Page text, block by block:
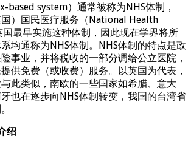
based system）通常被称为NHS体制，
）国民医疗服务（National Health
国最早实施这种体制，因此现在学界将所
均通称为NHS体制。NHS体制的特点是政
事业，并将税收的一部分调给公立医院，
供免费（或收费）服务。以英国为代表，
此类似，南欧的一些国家如希腊、意大
也在逐步向NHS体制转变，我国的台湾省
绍